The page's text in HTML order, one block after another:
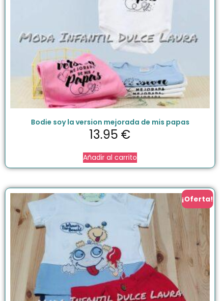
Bodie soy la version mejorada de mis papas
13.95 €
Añadir al carrito
¡Oferta!